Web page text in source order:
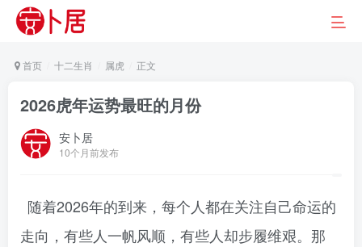
首页 十二生肖 属虎 正文
2026虎年运势最旺的月份
安卜居
10个月前发布
随着2026年的到来，每个人都在关注自己命运的
走向，有些人一帆风顺，有些人却步履维艰。那